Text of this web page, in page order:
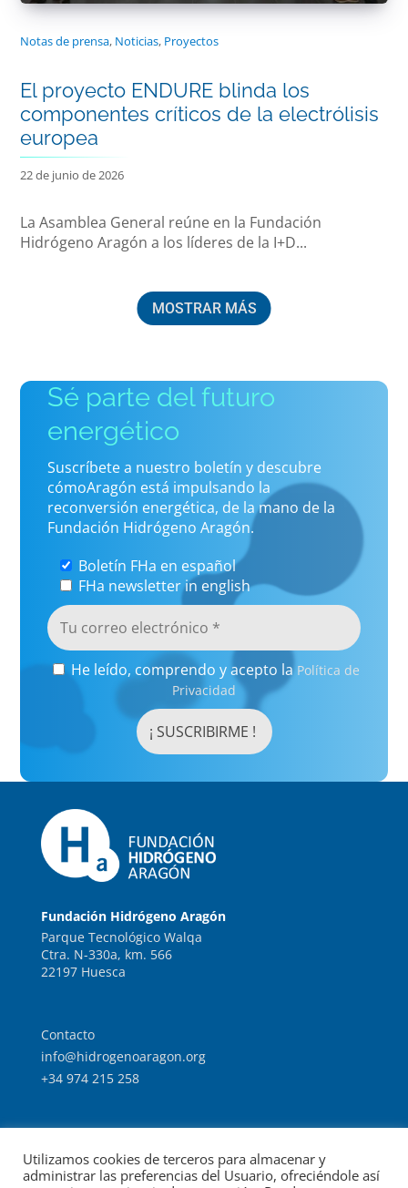
Notas de prensa, Noticias, Proyectos
El proyecto ENDURE blinda los
componentes críticos de la electrólisis
europea
22 de junio de 2026
La Asamblea General reúne en la Fundación
Hidrógeno Aragón a los líderes de la I+D...
MOSTRAR MÁS
Sé parte del futuro
energético
Suscríbete a nuestro boletín y descubre
cómoAragón está impulsando la
reconversión energética, de la mano de la
Fundación Hidrógeno Aragón.
Boletín FHa en español
FHa newsletter in english
He leído, comprendo y acepto la Política de
Privacidad
Fundación Hidrógeno Aragón
Parque Tecnológico Walqa
Ctra. N-330a, km. 566
22197 Huesca
Contacto
info@hidrogenoaragon.org
+34 974 215 258
Intranet
Utilizamos cookies de terceros para almacenar y
administrar las preferencias del Usuario, ofreciéndole así